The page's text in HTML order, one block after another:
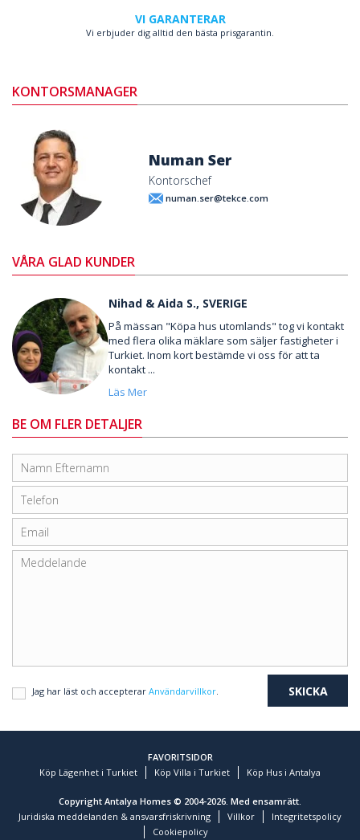
VI GARANTERAR
Vi erbjuder dig alltid den bästa prisgarantin.
KONTORSMANAGER
Numan Ser
Kontorschef
numan.ser@tekce.com
VÅRA GLAD KUNDER
Nihad & Aida S., SVERIGE
På mässan "Köpa hus utomlands" tog vi kontakt
med flera olika mäklare som säljer fastigheter i
Turkiet. Inom kort bestämde vi oss för att ta
kontakt ...
Läs Mer
BE OM FLER DETALJER
Jag har läst och accepterar Användarvillkor
FAVORITSIDOR
Köp Lägenhet i Turkiet
Köp Villa i Turkiet Köp Hus i Antalya
Copyright Antalya Homes © 2004-2026. Med ensamrätt.
Juridiska meddelanden & ansvarsfriskrivning
Villkor
Integritetspolicy
Cookiepolicy